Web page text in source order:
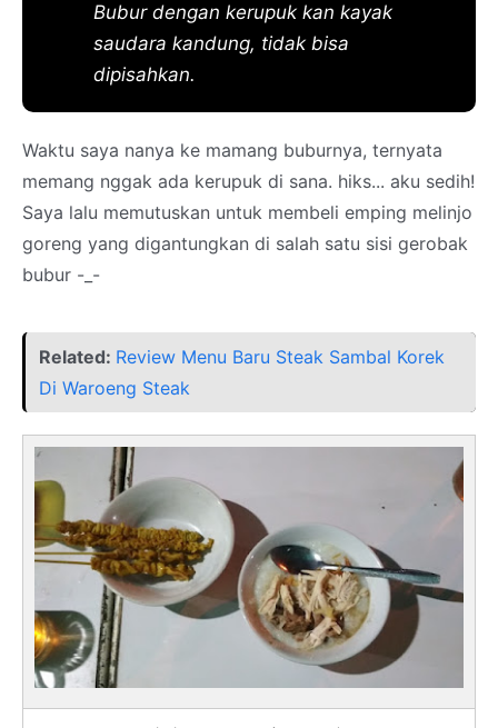
Bubur dengan kerupuk kan kayak
saudara kandung, tidak bisa
dipisahkan.
Waktu saya nanya ke mamang buburnya, ternyata
memang nggak ada kerupuk di sana. hiks... aku sedih!
Saya lalu memutuskan untuk membeli emping melinjo
goreng yang digantungkan di salah satu sisi gerobak
bubur -_-
Related: Review Menu Baru Steak Sambal Korek
Di Waroeng Steak